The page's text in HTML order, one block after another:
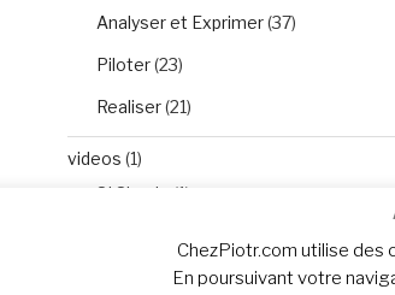
Analyser et Exprimer(37)
Piloter(23)
Realiser(21)
videos (1)
SI Simple
(1)
ChezPiotr.com utilise des
En poursuivant votre